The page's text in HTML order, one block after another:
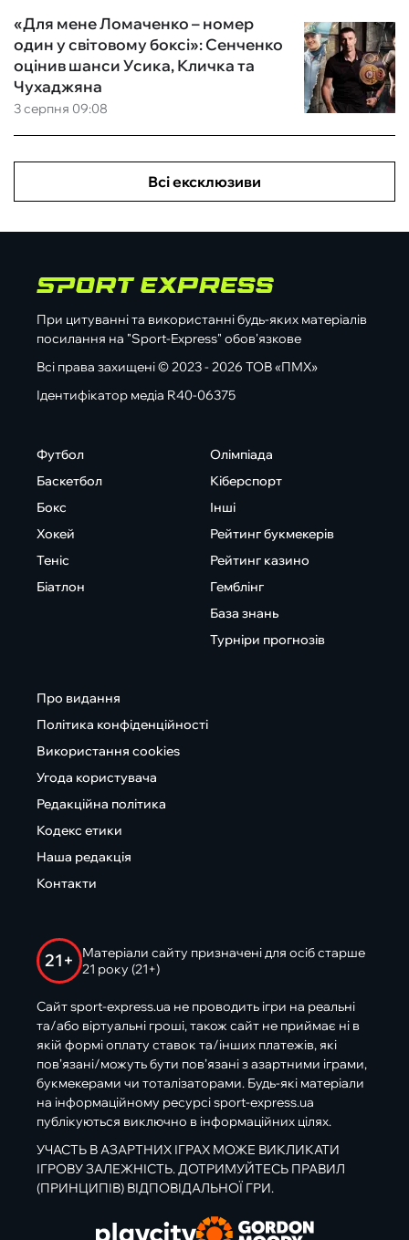
3 серпня 09:08
«Для мене Ломаченко – номер
один у світовому боксі»: Сенченко
оцінив шанси Усика, Кличка та
Чухаджяна
Всі ексклюзиви
При цитуванні та використанні будь-яких матеріалів
посилання на "Sport-Express" обов'язкове
Всі права захищені © 2023 - 2026 ТОВ «ПМХ»
Ідентифікатор медіа R40-06375
Футбол
Баскетбол
Бокс
Хокей
Теніс
Біатлон
Олімпіада
Кіберспорт
Інші
Рейтинг букмекерів
Рейтинг казино
Гемблінг
База знань
Турніри прогнозів
Про видання
Політика конфіденційності
Використання cookies
Угода користувача
Редакційна політика
Кодекс етики
Наша редакція
Контакти
21+
Матеріали сайту призначені для осіб старше
21 року (21+)
Сайт sport-express.ua не проводить ігри на реальні
та/або віртуальні гроші, також сайт не приймає ні в
якій формі оплату ставок та/інших платежів, які
пов’язані/можуть бути пов’язані з азартними іграми,
букмекерами чи тоталізаторами. Будь-які матеріали
на інформаційному ресурсі sport-express.ua
публікуються виключно в інформаційних цілях.
УЧАСТЬ В АЗАРТНИХ ІГРАХ МОЖЕ ВИКЛИКАТИ
ІГРОВУ ЗАЛЕЖНІСТЬ. ДОТРИМУЙТЕСЬ ПРАВИЛ
(ПРИНЦИПІВ) ВІДПОВІДАЛЬНОЇ ГРИ.